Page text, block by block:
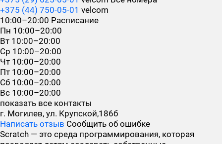
+375 (44) 750-05-01 velcom
10:00–20:00 Расписание
Пн 10:00–20:00
Вт 10:00–20:00
Ср 10:00–20:00
Чт 10:00–20:00
Пт 10:00–20:00
Сб 10:00–20:00
Вс 10:00–20:00
показать все контакты
г. Могилев, ул. Крупской,186б
Написать отзыв Сообщить об ошибке
Scratch — это среда программирования, которая